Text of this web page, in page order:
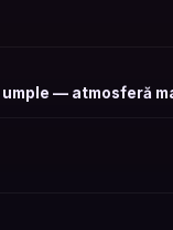
— atmosferă